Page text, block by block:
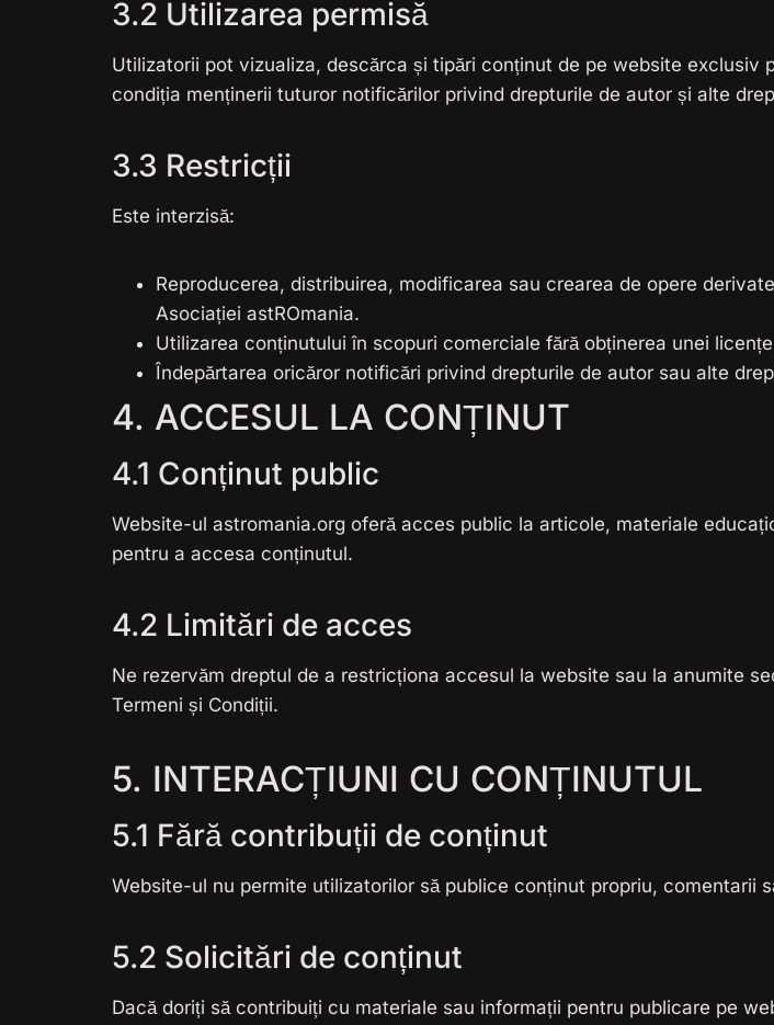
3.2 Utilizarea permisă
Utilizatorii pot vizualiza, descărca și tipări conținut de pe website
condiția menținerii tuturor notificărilor privind drepturile de autor și alte
3.3 Restricții
Este interzisă:
Reproducerea, distribuirea, modificarea sau crearea de opere
Asociației astROmania.
Utilizarea conținutului în scopuri comerciale fără obținerea unei
Îndepărtarea oricăror notificări privind drepturile de autor sau alte
4. ACCESUL LA CONȚINUT
4.1 Conținut public
Website-ul astromania.org oferă acces public la articole, materiale
pentru a accesa conținutul.
4.2 Limitări de acces
Ne rezervăm dreptul de a restricționa accesul la website sau la anumite
Termeni și Condiții.
5. INTERACȚIUNI CU CONȚINUTUL
5.1 Fără contribuții de conținut
Website-ul nu permite utilizatorilor să publice conținut propriu, comentarii
5.2 Solicitări de conținut
Dacă doriți să contribuiți cu materiale sau informații pentru publicare pe